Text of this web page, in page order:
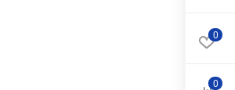
0
0